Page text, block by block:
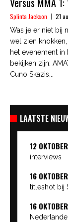
Splinta Jackson 21
Was je er niet bij
wel zien
het evenement in
bekijken zijn:
Cuno Skazis...
LAATSTE
12
interviews
16
titleshot bij
16